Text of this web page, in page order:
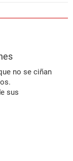
no se ciñan
sus